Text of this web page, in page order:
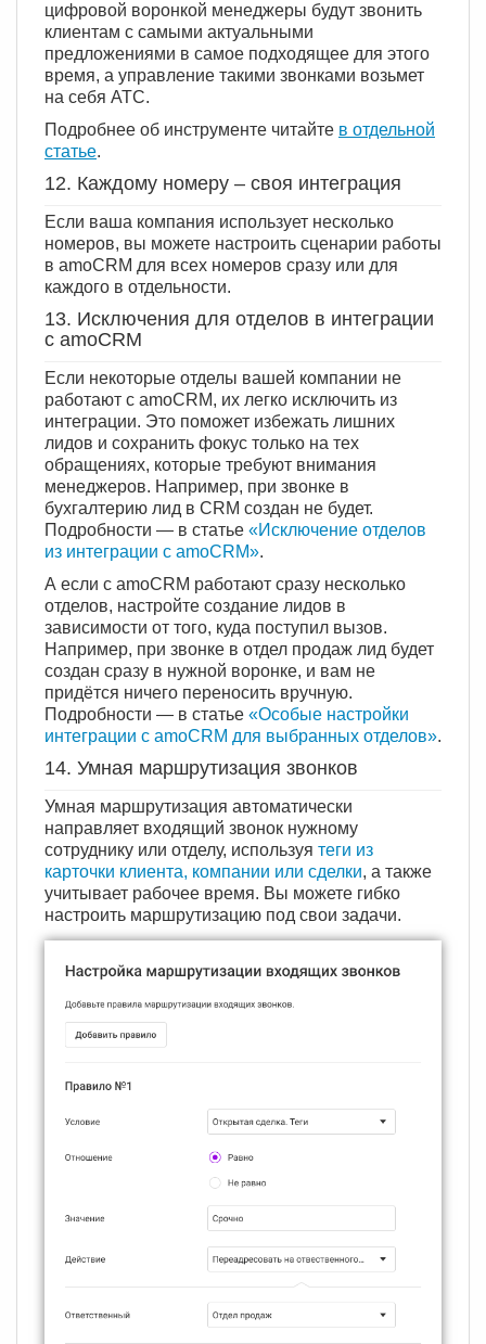
цифровой воронкой менеджеры будут звонить
клиентам с самыми актуальными
предложениями в самое подходящее для этого
время, а управление такими звонками возьмет
на себя АТС.
Подробнее об инструменте читайте в отдельной
статье.
12. Каждому номеру – своя интеграция
Если ваша компания использует несколько
номеров, вы можете настроить сценарии работы
в amoCRM для всех номеров сразу или для
каждого в отдельности.
13. Исключения для отделов в интеграции
с amoCRM
Если некоторые отделы вашей компании не
работают с amoCRM, их легко исключить из
интеграции. Это поможет избежать лишних
лидов и сохранить фокус только на тех
обращениях, которые требуют внимания
менеджеров. Например, при звонке в
бухгалтерию лид в CRM создан не будет.
Подробности — в статье «Исключение отделов
из интеграции c amoCRM».
А если с amoCRM работают сразу несколько
отделов, настройте создание лидов в
зависимости от того, куда поступил вызов.
Например, при звонке в отдел продаж лид будет
создан сразу в нужной воронке, и вам не
придётся ничего переносить вручную.
Подробности — в статье «Особые настройки
интеграции с amoCRM для выбранных отделов».
14. Умная маршрутизация звонков
Умная маршрутизация автоматически
направляет входящий звонок нужному
сотруднику или отделу, используя теги из
карточки клиента, компании или сделки, а также
учитывает рабочее время. Вы можете гибко
настроить маршрутизацию под свои задачи.